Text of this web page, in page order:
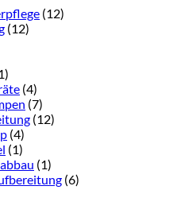
(12)
(12)
(4)
(7)
(12)
(4)
(1)
(1)
(6)